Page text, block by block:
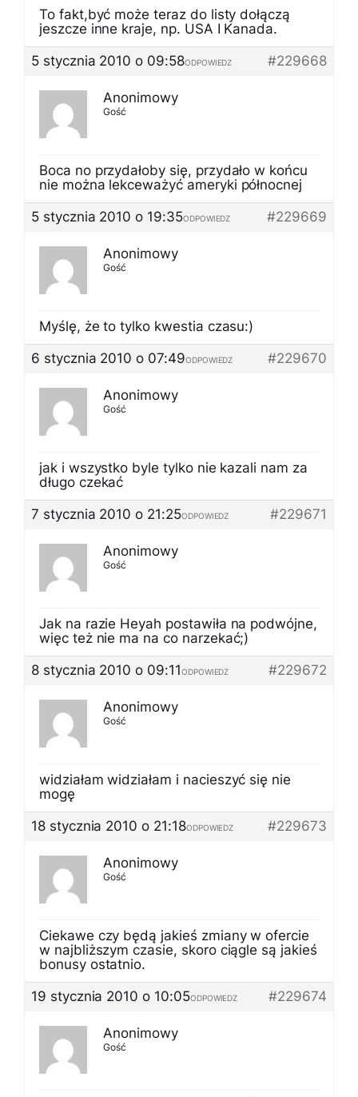
To fakt,być może teraz do listy dołączą
jeszcze inne kraje, np. USA I Kanada.
5 stycznia 2010 o 09:58
#229668
ODPOWIEDZ
Anonimowy
Gość
Boca no przydałoby się, przydało w końcu
nie można lekceważyć ameryki północnej
5 stycznia 2010 o 19:35
#229669
ODPOWIEDZ
Anonimowy
Gość
Myślę, że to tylko kwestia czasu:)
6 stycznia 2010 o 07:49
#229670
ODPOWIEDZ
Anonimowy
Gość
jak i wszystko byle tylko nie kazali nam za
długo czekać
7 stycznia 2010 o 21:25
#229671
ODPOWIEDZ
Anonimowy
Gość
Jak na razie Heyah postawiła na podwójne,
więc też nie ma na co narzekać;)
8 stycznia 2010 o 09:11
#229672
ODPOWIEDZ
Anonimowy
Gość
widziałam widziałam i nacieszyć się nie
mogę
18 stycznia 2010 o 21:18
#229673
ODPOWIEDZ
Anonimowy
Gość
Ciekawe czy będą jakieś zmiany w ofercie
w najbliższym czasie, skoro ciągle są jakieś
bonusy ostatnio.
19 stycznia 2010 o 10:05
#229674
ODPOWIEDZ
Anonimowy
Gość